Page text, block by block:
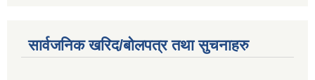
सार्वजनिक खरिद/बोलपत्र तथा सुचनाहरु